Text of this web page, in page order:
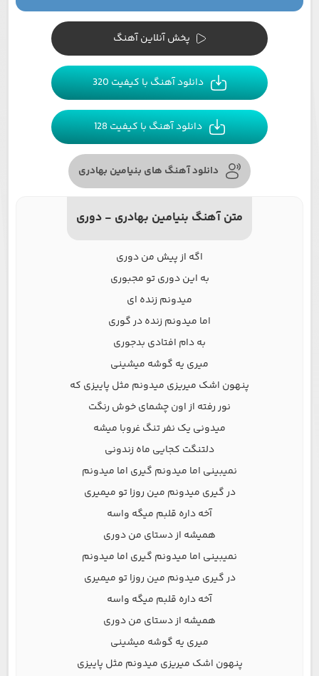
پخش آنلاین آهنگ
دانلود آهنگ با کیفیت 320
دانلود آهنگ با کیفیت 128
دانلود آهنگ های بنیامین بهادری
متن آهنگ بنیامین بهادری - دوری
اگه از پیش من دوری
به این دوری تو مجبوری
میدونم زنده ای
اما میدونم زنده در گوری
به دام افتادی بدجوری
میری یه گوشه میشینی
پنهون اشک میریزی میدونم مثل پاییزی که
نور رفته از اون چشمای خوش رنگت
میدونی یک نفر تنگ غروبا میشه
دلتنگت کجایی ماه زندونی
نمیبینی اما میدونم گیری اما میدونم
در گیری میدونم مین روزا تو میمیری
آخه داره قلبم میگه واسه
همیشه از دستای من دوری
نمیبینی اما میدونم گیری اما میدونم
در گیری میدونم مین روزا تو میمیری
آخه داره قلبم میگه واسه
همیشه از دستای من دوری
میری یه گوشه میشینی
پنهون اشک میریزی میدونم مثل پاییزی